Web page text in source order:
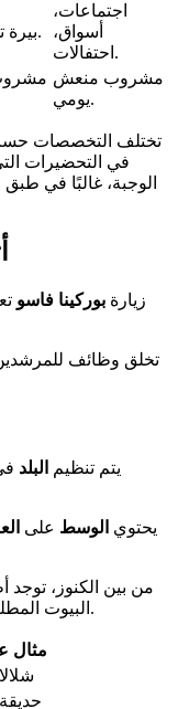
بيرة تقليدية مصنوعة من الدخن المخمر.
اجتماعات،
أسواق،
احتفالات.
مشروب منعش
يومي.
تختلف التخصصات حسب
في التحضيرات
الوجبة، غالبًا في
زيارة بوركينا فاسو
تخلق وظائف
يتم تنظيم البلد
يحتوي الوسط على
من بين الكنوز، توجد
البيوت المطلية في تييبلي ومتحف مانغا أيضًا أماكن بارزة.
مثال
حديقة